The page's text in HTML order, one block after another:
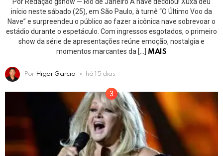
início neste sábado (25), em São Paulo, à turnê “O Último Voo da
Nave” e surpreendeu o público ao fazer a icônica nave sobrevoar o
estádio durante o espetáculo. Com ingressos esgotados, o primeiro
show da série de apresentações reúne emoção, nostalgia e
momentos marcantes da […]
MAIS
Por Higor Garcia há 15 dias